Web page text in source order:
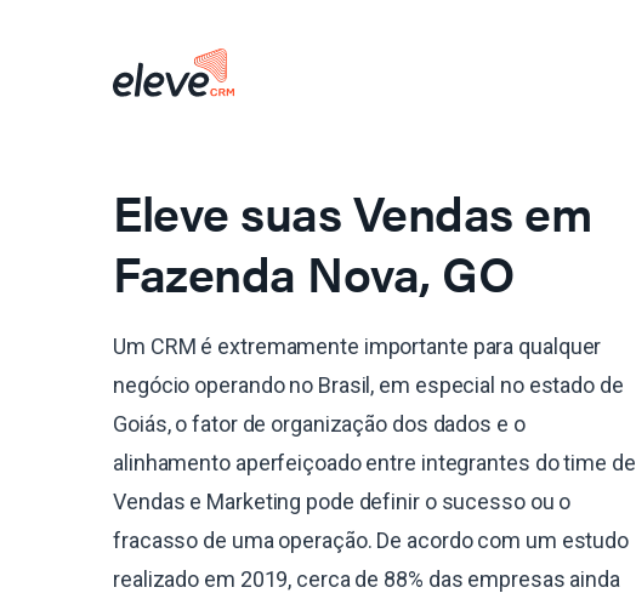
Eleve suas Vendas em
Fazenda Nova, GO
Um CRM é extremamente importante para qualquer
negócio operando no Brasil, em especial no estado de
Goiás, o fator de organização dos dados e o
alinhamento aperfeiçoado entre integrantes do time de
Vendas e Marketing pode definir o sucesso ou o
fracasso de uma operação. De acordo com um estudo
realizado em 2019, cerca de 88% das empresas ainda